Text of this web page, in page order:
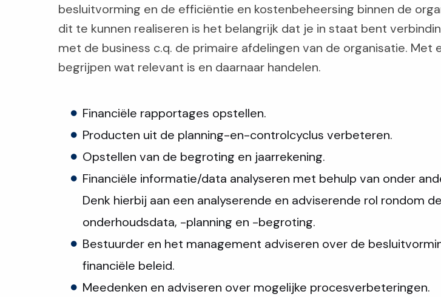
besluitvorming en de efficiëntie en kostenbeheersing binnen de
dit te kunnen realiseren is het belangrijk dat je in staat bent
met de business c.q. de primaire afdelingen van de organisatie. Met
begrijpen wat relevant is en daarnaar handelen.
Financiële rapportages opstellen.
Producten uit de planning-en-controlcyclus verbeteren.
Opstellen van de begroting en jaarrekening.
Financiële informatie/data analyseren met behulp van onder
Denk hierbij aan een analyserende en adviserende rol rondom de
onderhoudsdata, -planning en -begroting.
Bestuurder en het management adviseren over de
financiële beleid.
Meedenken en adviseren over mogelijke procesverbeteringen.